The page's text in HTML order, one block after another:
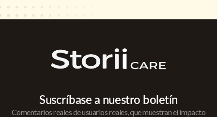
Suscríbase a nuestro boletín
Comentarios reales de usuarios reales, que muestran el impacto